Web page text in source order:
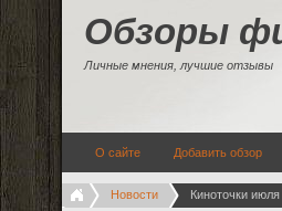
Обзоры
Личные мнения, лучшие отзывы
О сайте Добавить обзор
Новости Киноточки июля